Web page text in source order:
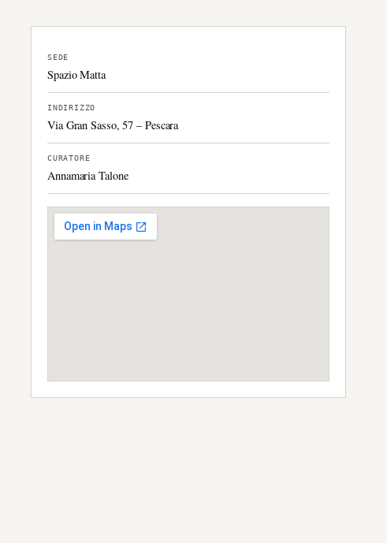
SEDE
Spazio Matta
INDIRIZZO
Via Gran Sasso, 57 – Pescara
CURATORE
Annamaria Talone